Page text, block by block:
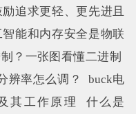
追求更轻、更先进且
智能和内存安全是物联
？一张图看懂二进制
辨率怎么调？
buck电
其工作原理
什么是